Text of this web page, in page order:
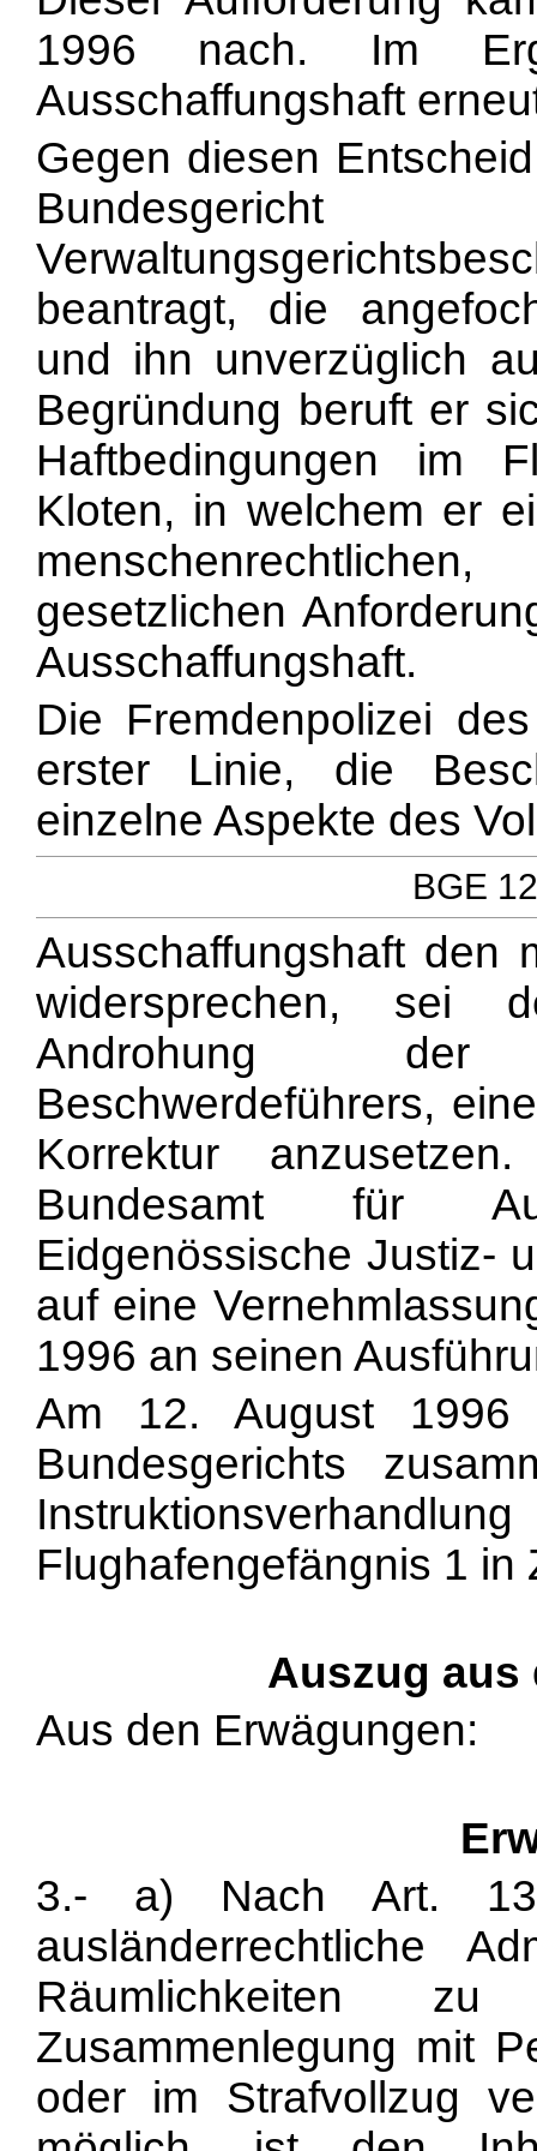
1996 nach. Im
Ausschaffungshaft
Gegen diesen
beantragt, die
und ihn unverzüglich
Begründung beruft er
Haftbedingungen im
Kloten, in welchem er
gesetzlichen
Ausschaffungshaft.
Die Fremdenpolizei
erster Linie, die
einzelne Aspekte des
BGE
Ausschaffungshaft den
widersprechen, sei
Androhung der
Beschwerdeführers,
Korrektur
Bundesamt für
Eidgenössische Justiz-
auf eine
1996 an seinen
Am 12. August 1996
Bundesgerichts
Flughafengefängnis 1 in
Auszug aus
Aus den Erwägungen:
3.- a) Nach Art.
ausländerrechtliche
Räumlichkeiten
Zusammenlegung mit
oder im Strafvollzug